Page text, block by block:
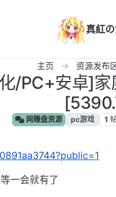
真紅
主页 资源发布
/PC+安卓]
网赚盘资源 pc游戏 1
一会就有了